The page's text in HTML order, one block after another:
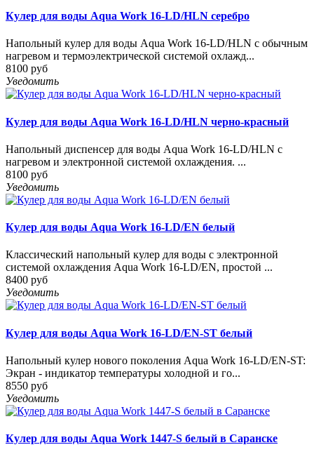
Кулер для воды Aqua Work 16-LD/HLN серебро
Напольный кулер для воды Aqua Work 16-LD/HLN с обычным
нагревом и термоэлектрической системой охлажд...
8100 руб
Уведомить
Кулер для воды Aqua Work 16-LD/HLN черно-красный
Напольный диспенсер для воды Aqua Work 16-LD/HLN с
нагревом и электронной системой охлаждения. ...
8100 руб
Уведомить
Кулер для воды Aqua Work 16-LD/EN белый
Классический напольный кулер для воды с электронной
системой охлаждения Aqua Work 16-LD/EN, простой ...
8400 руб
Уведомить
Кулер для воды Aqua Work 16-LD/EN-ST белый
Напольный кулер нового поколения Aqua Work 16-LD/EN-ST:
Экран - индикатор температуры холодной и го...
8550 руб
Уведомить
Кулер для воды Aqua Work 1447-S белый в Саранске